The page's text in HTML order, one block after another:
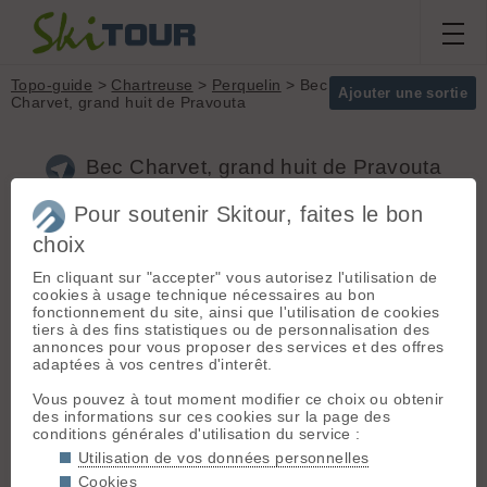
Ajouter une sortie
Topo-guide > Chartreuse > Perquelin > Bec
Charvet, grand huit de Pravouta
Bec Charvet, grand huit de Pravouta
Massif :Chartreuse
Sommet :
Charvet (1738 m)
Orientation :T
Dénivelé :1780 m.
montée :F
Difficulté ski :
E1
Pente :
pierre de Chartreuse -> Perquelin ->
Parking.
La route depuis St Pierre est
souvent mal déneigée, équipements
vivement conseilles, voir
indispensables.
Itinéraire :Suivre le GR9
Pour soutenir Skitour, faites le bon
choix
En cliquant sur "accepter" vous autorisez l'utilisation de
cookies à usage technique nécessaires au bon
fonctionnement du site, ainsi que l'utilisation de cookies
tiers à des fins statistiques ou de personnalisation des
annonces pour vous proposer des services et des offres
adaptées à vos centres d'interêt.
Vous pouvez à tout moment modifier ce choix ou obtenir
des informations sur ces cookies sur la page des
conditions générales d'utilisation du service :
Utilisation de vos données personnelles
Cookies